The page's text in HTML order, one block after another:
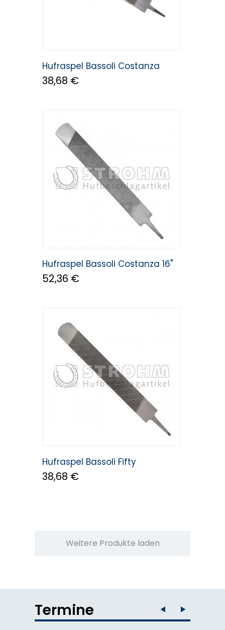
Hufraspel Bassoli Costanza
38,68 €
Hufraspel Bassoli Costanza 16"
52,36 €
Hufraspel Bassoli Fifty
38,68 €
Weitere Produkte laden
Termine